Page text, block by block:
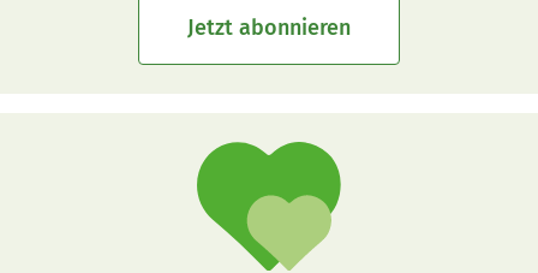
Jetzt abonnieren